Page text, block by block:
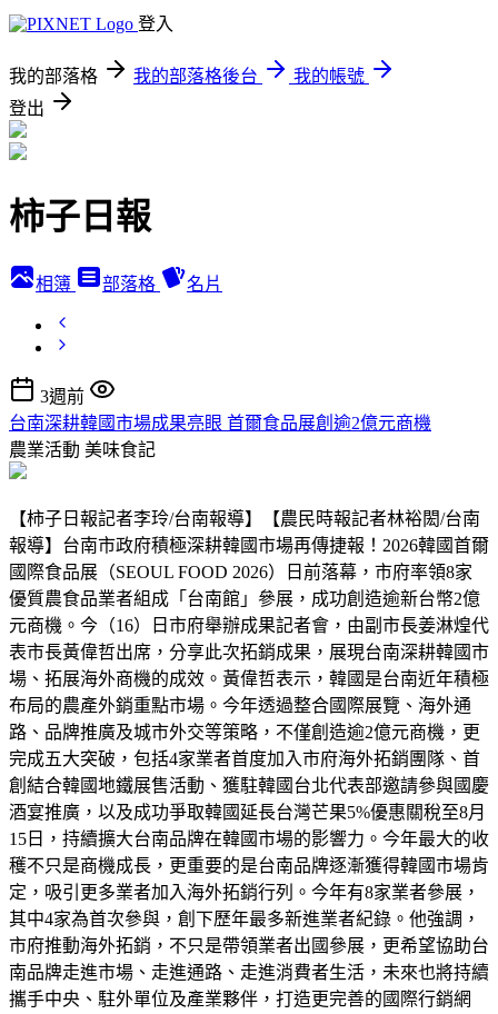
登入
我的部落格 我的部落格後台
我的帳號
登出
柿子日報
相簿 部落格 名片
3週前
台南深耕韓國市場成果亮眼 首爾食品展創逾2億元商機
農業活動 美味食記
【柿子日報記者李玲/台南報導】【農民時報記者林裕閎/台南
報導】台南市政府積極深耕韓國市場再傳捷報！2026韓國首爾
國際食品展（SEOUL FOOD 2026）日前落幕，市府率領8家
優質農食品業者組成「台南館」參展，成功創造逾新台幣2億
元商機。今（16）日市府舉辦成果記者會，由副市長姜淋煌代
表市長黃偉哲出席，分享此次拓銷成果，展現台南深耕韓國市
場、拓展海外商機的成效。黃偉哲表示，韓國是台南近年積極
布局的農產外銷重點市場。今年透過整合國際展覽、海外通
路、品牌推廣及城市外交等策略，不僅創造逾2億元商機，更
完成五大突破，包括4家業者首度加入市府海外拓銷團隊、首
創結合韓國地鐵展售活動、獲駐韓國台北代表部邀請參與國慶
酒宴推廣，以及成功爭取韓國延長台灣芒果5%優惠關稅至8月
15日，持續擴大台南品牌在韓國市場的影響力。今年最大的收
穫不只是商機成長，更重要的是台南品牌逐漸獲得韓國市場肯
定，吸引更多業者加入海外拓銷行列。今年有8家業者參展，
其中4家為首次參與，創下歷年最多新進業者紀錄。他強調，
市府推動海外拓銷，不只是帶領業者出國參展，更希望協助台
南品牌走進市場、走進通路、走進消費者生活，未來也將持續
攜手中央、駐外單位及產業夥伴，打造更完善的國際行銷網